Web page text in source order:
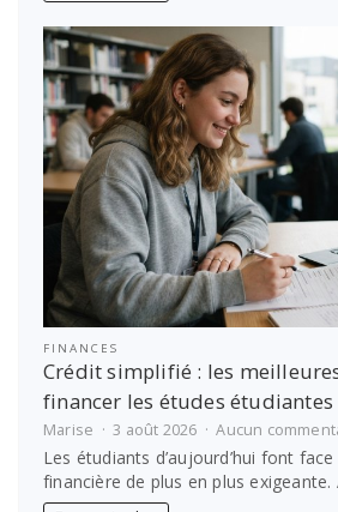
FINANCES
Crédit simplifié : les
financer les études étudiantes
Marise 3 août 2026 Aucun
Les étudiants d’aujourd’hui font
financière de plus en plus